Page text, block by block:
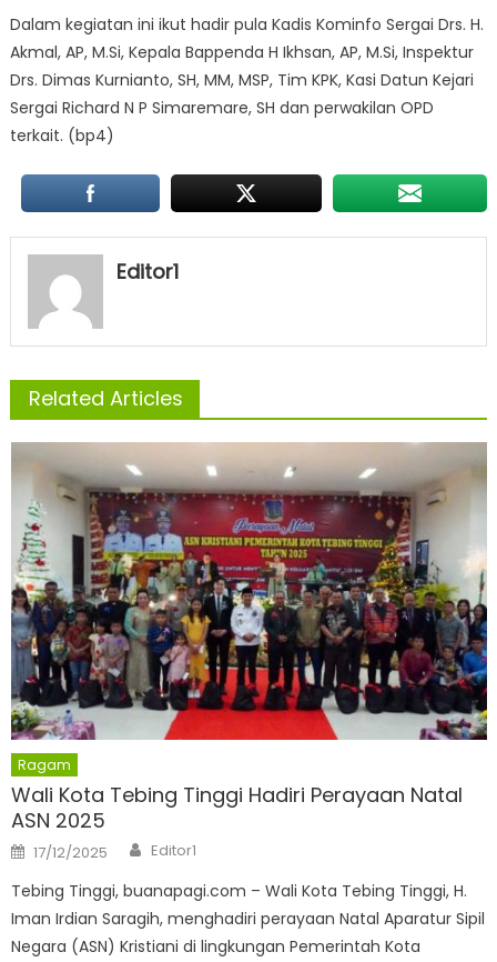
Dalam kegiatan ini ikut hadir pula Kadis Kominfo Sergai Drs. H.
Akmal, AP, M.Si, Kepala Bappenda H Ikhsan, AP, M.Si, Inspektur
Drs. Dimas Kurnianto, SH, MM, MSP, Tim KPK, Kasi Datun Kejari
Sergai Richard N P Simaremare, SH dan perwakilan OPD
terkait. (bp4)
Editor1
Related Articles
Ragam
Wali Kota Tebing Tinggi Hadiri Perayaan Natal
ASN 2025
Posted
on
17/12/2025 Author
Editor1
Tebing Tinggi, buanapagi.com – Wali Kota Tebing Tinggi, H.
Iman Irdian Saragih, menghadiri perayaan Natal Aparatur Sipil
Negara (ASN) Kristiani di lingkungan Pemerintah Kota